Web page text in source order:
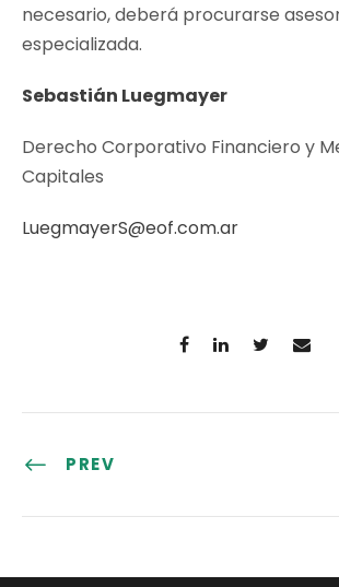
necesario, deberá procurarse
especializada.
Sebastián Luegmayer
Derecho Corporativo Financiero y
Capitales
LuegmayerS@eof.com.ar
PREV